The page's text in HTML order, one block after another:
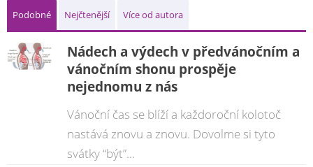
Podobné Nejčtenější Více od autora
Nádech a výdech v předvánočním a
vánočním shonu prospěje
nejednomu z nás
Vánoční čas se blíží a každoroční kolotoč
nastává znovu a znovu. Dovolme si tyto
svátky “být”...